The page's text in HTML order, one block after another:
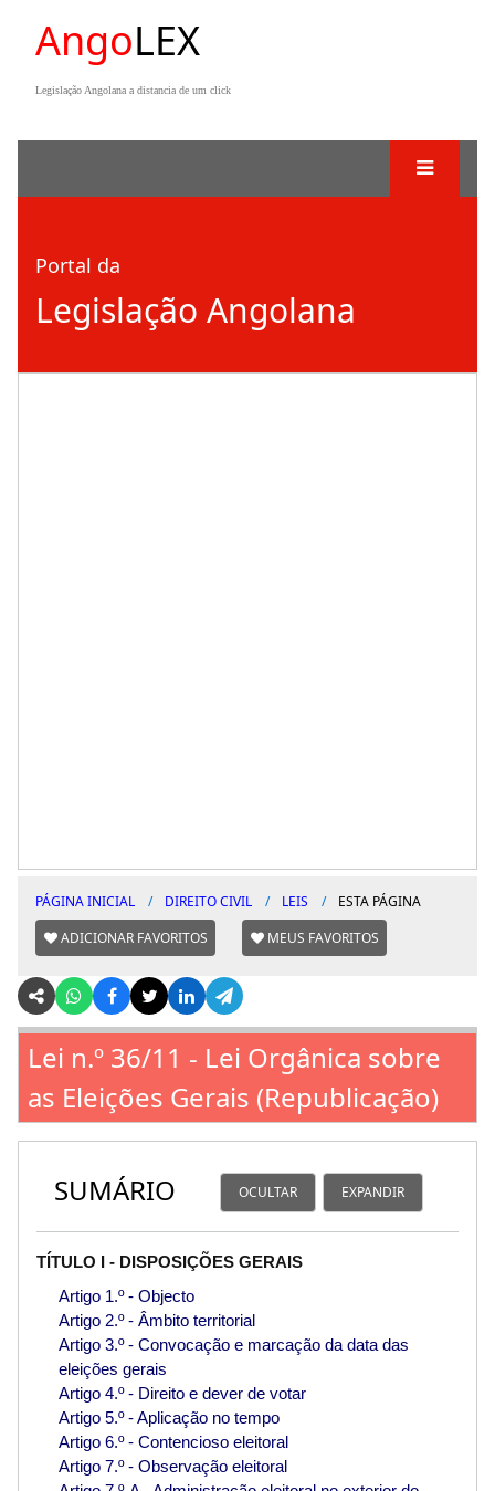
AngoLEX
Legislação Angolana a distancia de um click
Portal da
Legislação Angolana
PÁGINA INICIAL DIREITO CIVIL LEIS
ESTA PÁGINA
ADICIONAR FAVORITOS
MEUS FAVORITOS
Lei n.º 36/11 - Lei Orgânica sobre
as Eleições Gerais (Republicação)
SUMÁRIO OCULTAR EXPANDIR
TÍTULO I - DISPOSIÇÕES GERAIS
Artigo 1.º - Objecto
Artigo 2.º - Âmbito territorial
Artigo 3.º - Convocação e marcação da data das
eleições gerais
Artigo 4.º - Direito e dever de votar
Artigo 5.º - Aplicação no tempo
Artigo 6.º - Contencioso eleitoral
Artigo 7.º - Observação eleitoral